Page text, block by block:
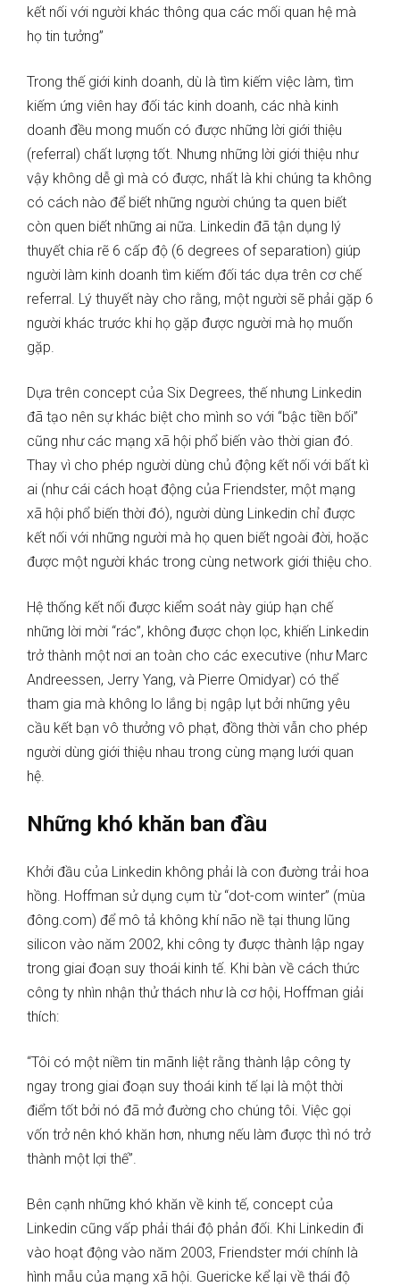
kết nối với người khác thông qua các mối quan hệ mà
họ tin tưởng”
Trong thế giới kinh doanh, dù là tìm kiếm việc làm, tìm
kiếm ứng viên hay đối tác kinh doanh, các nhà kinh
doanh đều mong muốn có được những lời giới thiệu
(referral) chất lượng tốt. Nhưng những lời giới thiệu như
vậy không dễ gì mà có được, nhất là khi chúng ta không
có cách nào để biết những người chúng ta quen biết
còn quen biết những ai nữa. Linkedin đã tận dụng lý
thuyết chia rẽ 6 cấp độ (6 degrees of separation) giúp
người làm kinh doanh tìm kiếm đối tác dựa trên cơ chế
referral. Lý thuyết này cho rằng, một người sẽ phải gặp 6
người khác trước khi họ gặp được người mà họ muốn
gặp.
Dựa trên concept của Six Degrees, thế nhưng Linkedin
đã tạo nên sự khác biệt cho mình so với “bậc tiền bối”
cũng như các mạng xã hội phổ biến vào thời gian đó.
Thay vì cho phép người dùng chủ động kết nối với bất kì
ai (như cái cách hoạt động của Friendster, một mạng
xã hội phổ biến thời đó), người dùng Linkedin chỉ được
kết nối với những người mà họ quen biết ngoài đời, hoặc
được một người khác trong cùng network giới thiệu cho.
Hệ thống kết nối được kiểm soát này giúp hạn chế
những lời mời “rác”, không được chọn lọc, khiến Linkedin
trở thành một nơi an toàn cho các executive (như Marc
Andreessen, Jerry Yang, và Pierre Omidyar) có thể
tham gia mà không lo lắng bị ngập lụt bởi những yêu
cầu kết bạn vô thưởng vô phạt, đồng thời vẫn cho phép
người dùng giới thiệu nhau trong cùng mạng lưới quan
hệ.
Những khó khăn ban đầu
Khởi đầu của Linkedin không phải là con đường trải hoa
hồng. Hoffman sử dụng cụm từ “dot-com winter” (mùa
đông.com) để mô tả không khí não nề tại thung lũng
silicon vào năm 2002, khi công ty được thành lập ngay
trong giai đoạn suy thoái kinh tế. Khi bàn về cách thức
công ty nhìn nhận thử thách như là cơ hội, Hoffman giải
thích:
“Tôi có một niềm tin mãnh liệt rằng thành lập công ty
ngay trong giai đoạn suy thoái kinh tế lại là một thời
điểm tốt bởi nó đã mở đường cho chúng tôi. Việc gọi
vốn trở nên khó khăn hơn, nhưng nếu làm được thì nó trở
thành một lợi thế”.
Bên cạnh những khó khăn về kinh tế, concept của
Linkedin cũng vấp phải thái độ phản đối. Khi Linkedin đi
vào hoạt động vào năm 2003, Friendster mới chính là
hình mẫu của mạng xã hội. Guericke kể lại về thái độ